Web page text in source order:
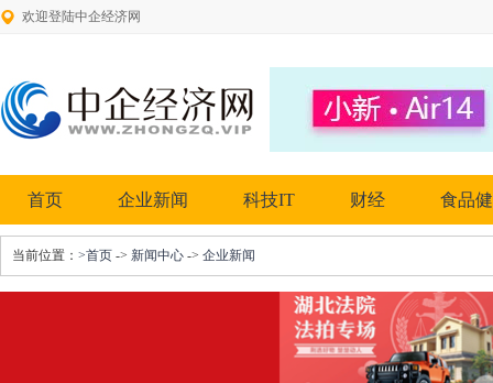
欢迎登陆中企经济网
首页 企业新闻 科技IT 财经 食品
当前位置： >首页 -> 新闻中心 -> 企业新闻